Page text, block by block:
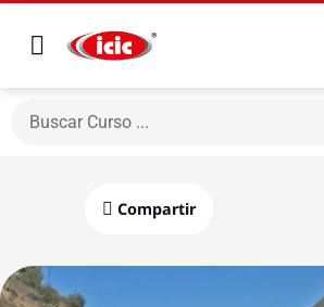
Compartir